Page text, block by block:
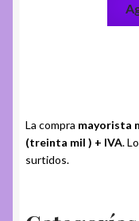
La compra mayorista
(treinta mil ) + IVA.
surtidos.